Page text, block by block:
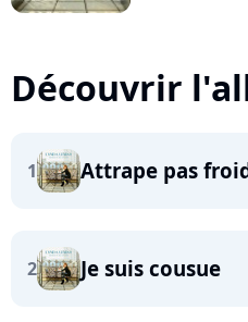
Découvrir
1 Attrape pas
2 Je suis cousue